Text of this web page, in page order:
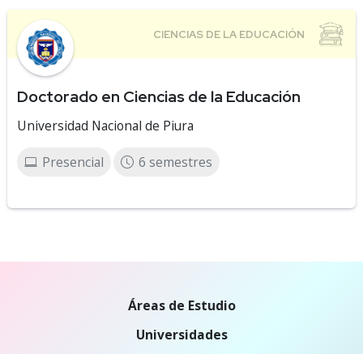
Doctorado en Ciencias de la Educación
Universidad Nacional de Piura
Presencial 6 semestres
Áreas de Estudio
Universidades